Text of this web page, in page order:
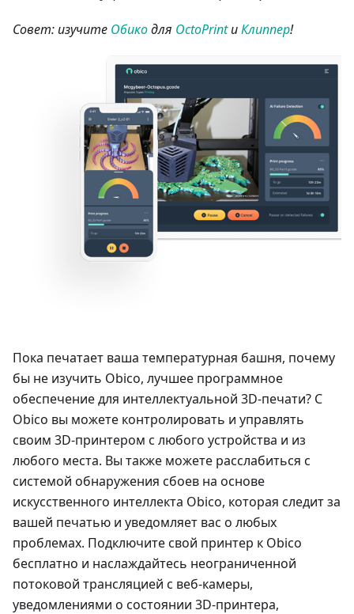
Совет: изучите Обикодля OctoPrintиКлиппер!
Пока печатает ваша температурная башня, почему
бы не изучить Obico, лучшее программное
обеспечение для интеллектуальной 3D-печати? С
Obico вы можете контролировать и управлять
своим 3D-принтером с любого устройства и из
любого места. Вы также можете расслабиться с
системой обнаружения сбоев на основе
искусственного интеллекта Obico, которая следит за
вашей печатью и уведомляет вас о любых
проблемах. Подключите свой принтер к Obico
бесплатно и наслаждайтесь неограниченной
потоковой трансляцией с веб-камеры,
уведомлениями о состоянии 3D-принтера,